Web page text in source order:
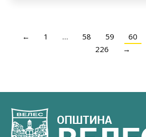
← 1 … 58 59 60
226
→